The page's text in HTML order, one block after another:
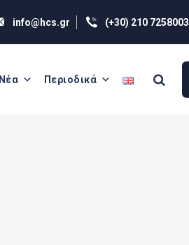
info@hcs.gr (+30) 210 7258003
Νέα Περιοδικά